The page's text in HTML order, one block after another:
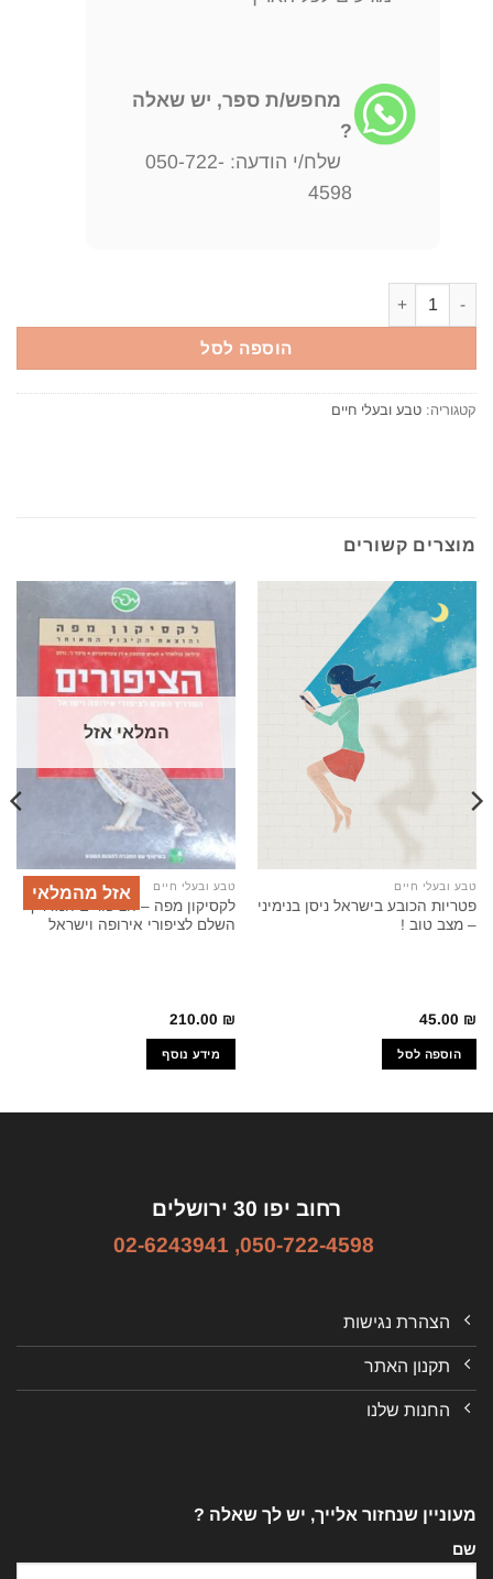
מחפש/ת ספר, יש שאלה
?
שלח/י הודעה: 050-722-
4598
הוספה לסל
קטגוריה: טבע ובעלי חיים
מוצרים קשורים
טבע ובעלי חיים
פטריות הכובע בישראל ניסן בנימיני
– מצב טוב !
45.00 ₪
הוספה לסל
המלאי אזל
אזל מהמלאי טבע ובעלי חיים
לקסיקון מפה – הציפורים המדריך
השלם לציפורי אירופה וישראל
210.00 ₪
מידע נוסף
רחוב יפו 30 ירושלים
050-722-4598
,
02-6243941
הצהרת נגישות
תקנון האתר
החנות שלנו
מעוניין שנחזור אלייך, יש לך שאלה ?
שם